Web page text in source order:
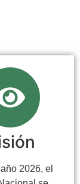
2026, el